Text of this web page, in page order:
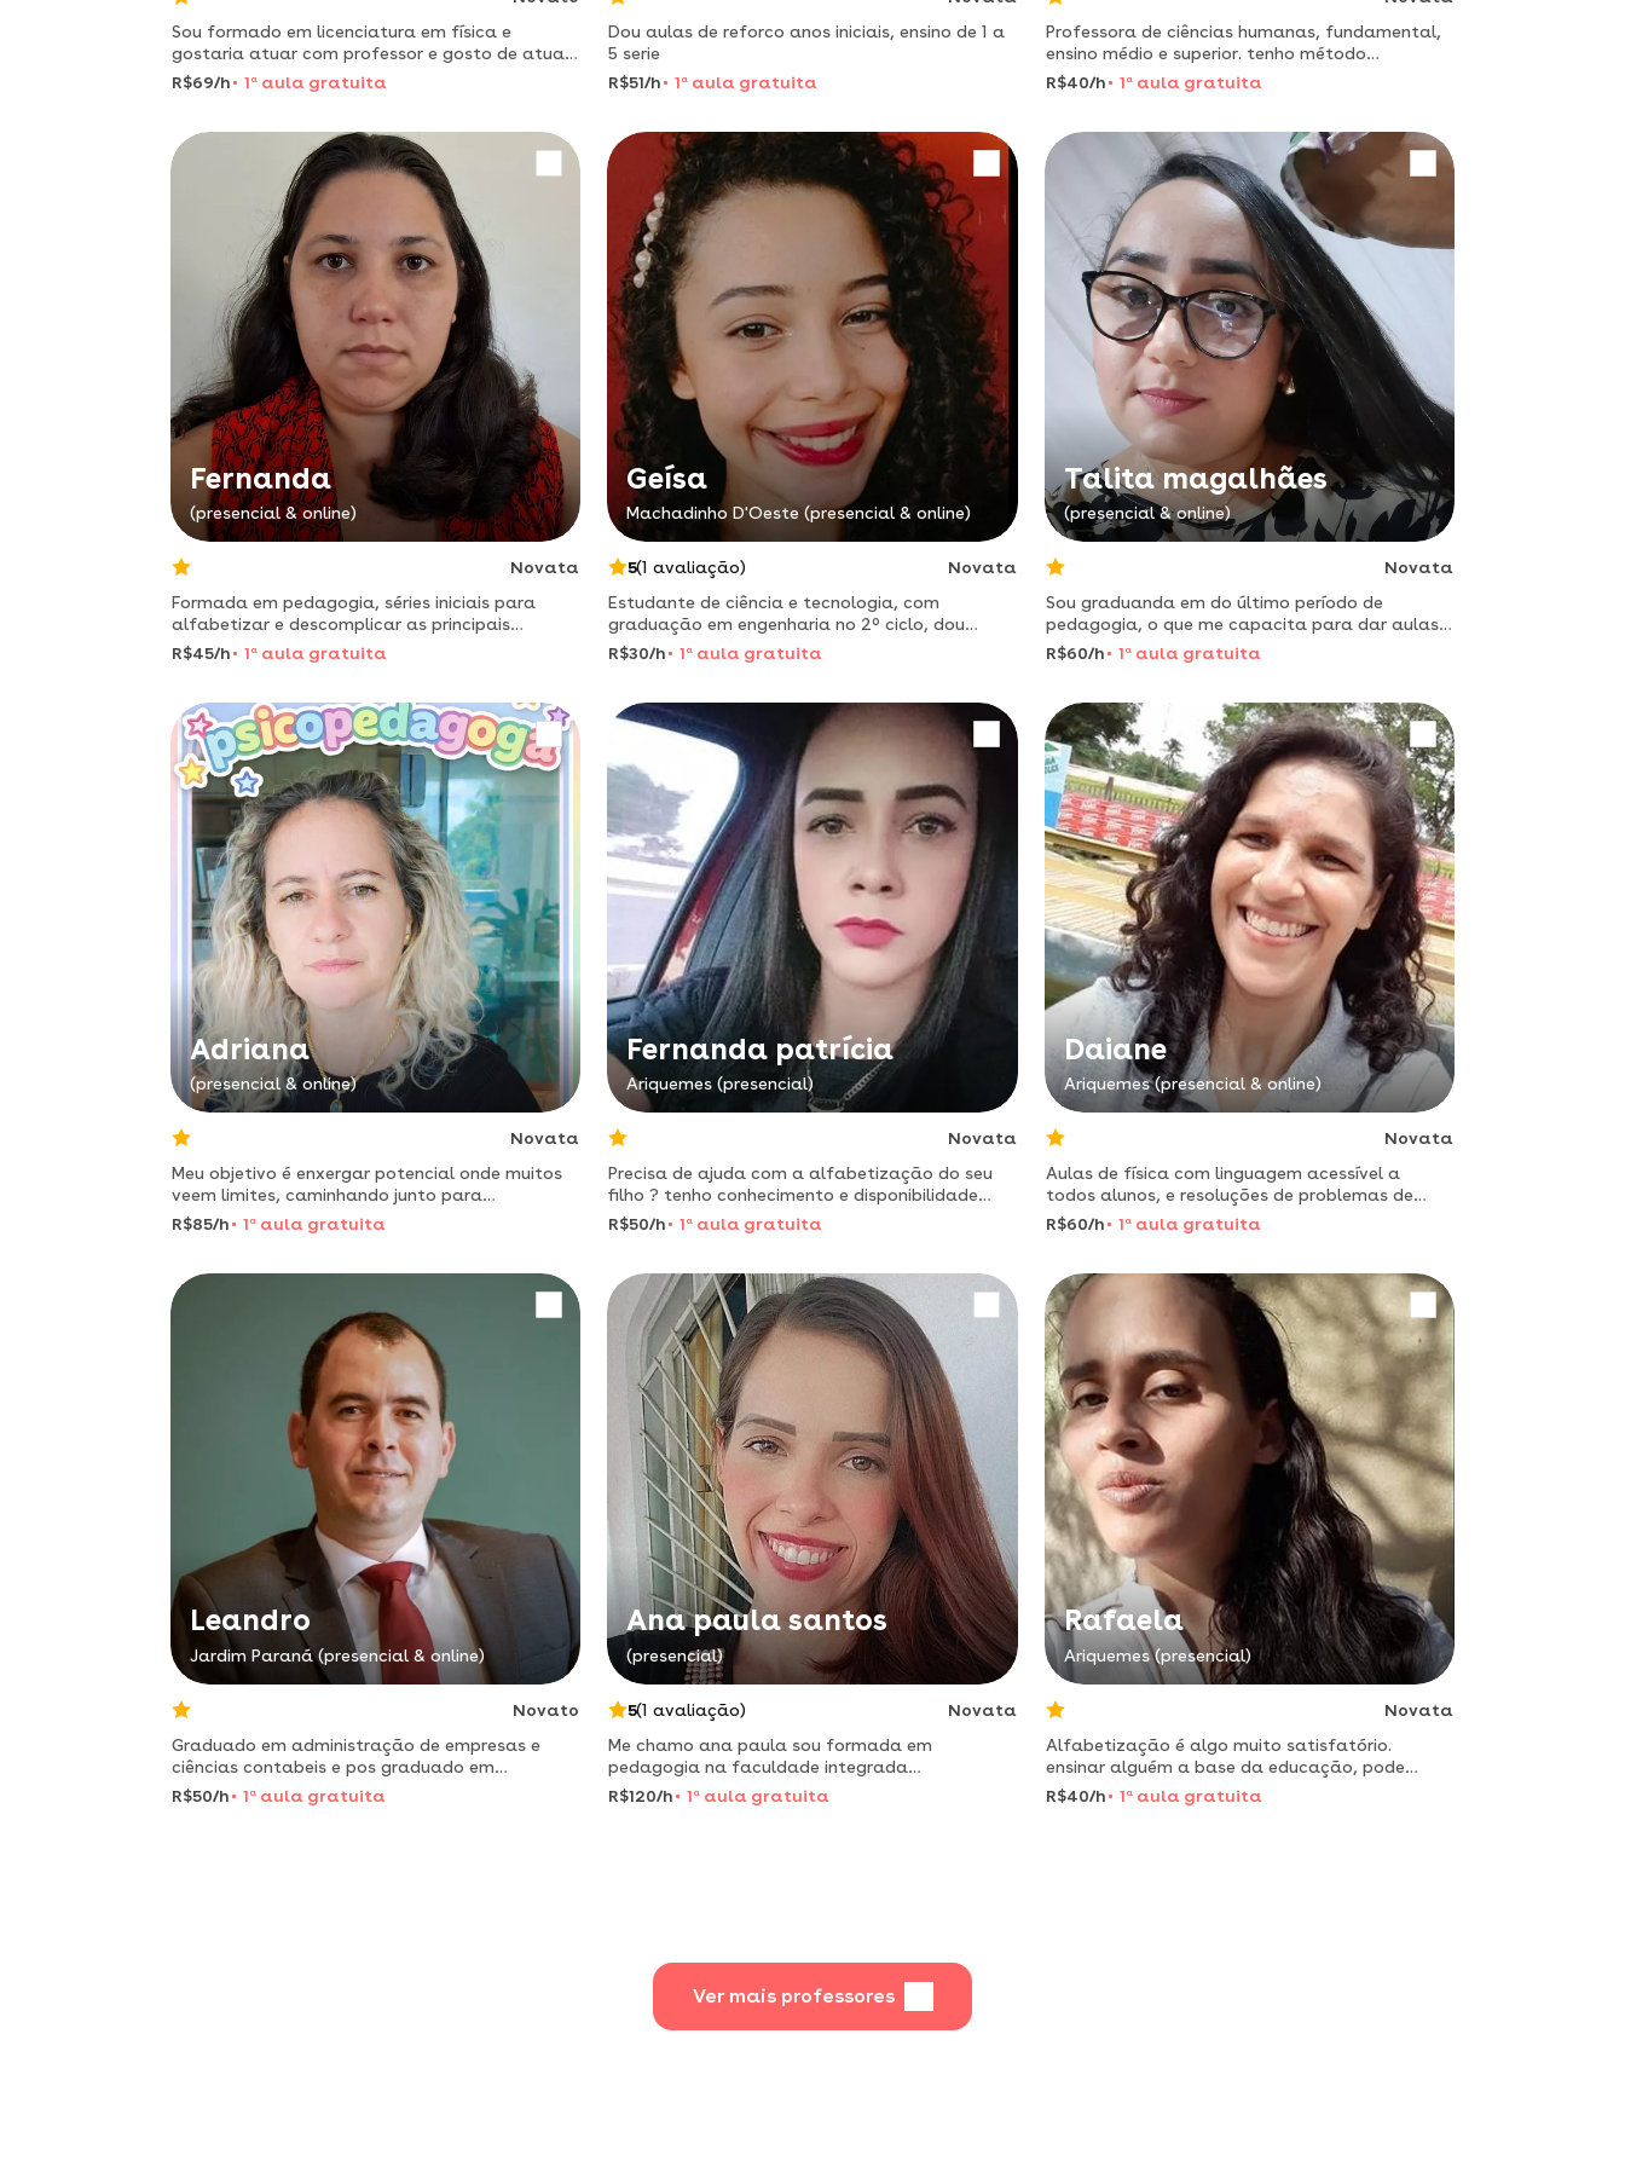
Sou formado em licenciatura em física e
gostaria atuar com professor e gosto de atuar
na minha área de conhecimento
R$69/h 1 a aula gratuita
Dou aulas de reforco anos iniciais, ensino de 1 a
5 serie
R$51/h
1 a aula gratuita
Professora de ciências humanas, fundamental,
ensino médio e superior. tenho método
personalizado pra você
R$40/h 1 aaula gratuita
Fernanda
(presencial & online)
Novata
Formada em pedagogia, séries iniciais para
alfabetizar e descomplicar as principais
matérias, e destravar crianças que tenham
dificuldade no seu ensino das principais
R$45/h 1 a aula gratuita
Geísa
Machadinho D'Oeste (presencial & online)
5(1 avaliação)
Novata
Estudante de ciência e tecnologia, com
graduação em engenharia no 2º ciclo, dou
aulas de reforço para o ensino fundamental 1º
ao 9º ano. reforço em todas as disciplinas
R$30/h 1 a aula gratuita
Talita magalhães
(presencial & online)
Novata
Sou graduanda em do último período de
pedagogia, o que me capacita para dar aulas
até o 5 anos de todas as disciplinas. português,
matemática, geografia etc..
R$60/h 1 aaula gratuita
Adriana
(presencial & online)
Novata
Meu objetivo é enxergar potencial onde muitos
veem limites, caminhando junto para
transformar dificuldades em novas
possibilidades de aprendizagem." minha
R$85/h 1 a aula gratuita
Fernanda patrícia
Ariquemes (presencial)
Novata
Precisa de ajuda com a alfabetização do seu
filho ? tenho conhecimento e disponibilidade
para te ajudar!
R$50/h 1 a aula gratuita
Daiane
Ariquemes (presencial & online)
Novata
Aulas de física com linguagem acessível a
todos alunos, e resoluções de problemas de
forma detalhada
R$60/h 1 aaula gratuita
Leandro
Jardim Paraná (presencial & online)
Novato
Graduado em administração de empresas e
ciências contabeis e pos graduado em
administração e gestão de recursos humanos.
R$50/h 1 a aula gratuita
Ana paula santos
(presencial)
5(1 avaliação)
Novata
Me chamo ana paula sou formada em
pedagogia na faculdade integrada
deariquemes.
R$120/h 1 a aula gratuita
Rafaela
Ariquemes (presencial)
Novata
Alfabetização é algo muito satisfatório.
ensinar alguém a base da educação, pode
proporcionar a alegria de alguém que tem
dificuldade em aprender
R$40/h 1 aaula gratuita
Ver mais professores